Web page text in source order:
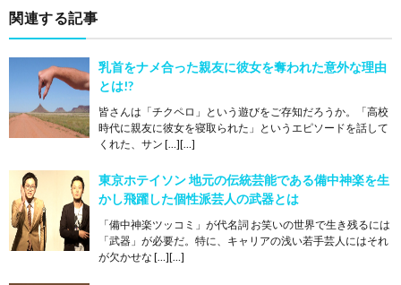
関連する記事
乳首をナメ合った親友に彼女を奪われた意外な理由
とは!?
皆さんは「チクペロ」という遊びをご存知だろうか。「高校
時代に親友に彼女を寝取られた」というエピソードを話して
くれた、サン […][…]
東京ホテイソン 地元の伝統芸能である備中神楽を生
かし飛躍した個性派芸人の武器とは
「備中神楽ツッコミ」が代名詞 お笑いの世界で生き残るには
「武器」が必要だ。特に、キャリアの浅い若手芸人にはそれ
が欠かせな […][…]